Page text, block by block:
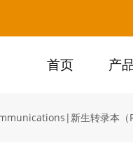
首页 产
新生转录本（